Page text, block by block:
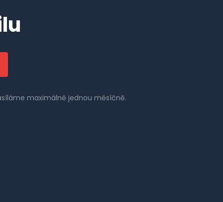
maximálně jednou měsíčně.